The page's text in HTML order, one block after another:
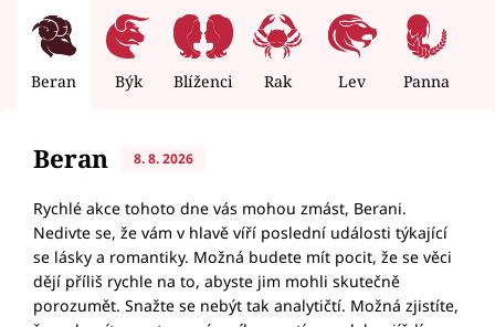
Beran Býk Blíženci Rak Lev Panna
Beran 8. 8. 2026
Rychlé akce tohoto dne vás mohou zmást, Berani.
Nedivte se, že vám v hlavě víří poslední události týkající
se lásky a romantiky. Možná budete mít pocit, že se věci
dějí příliš rychle na to, abyste jim mohli skutečně
porozumět. Snažte se nebýt tak analytičtí. Možná zjistíte,